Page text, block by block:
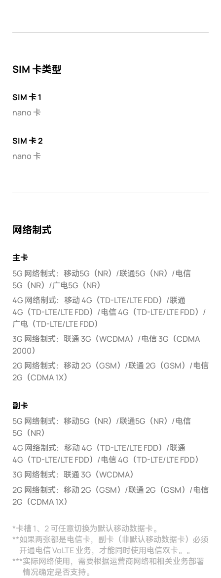
SIM 卡类型
SIM 卡 1
nano 卡
SIM 卡 2
nano 卡
网络制式
主卡
5G 网络制式：移动5G（NR）/联通5G（NR）/电信
5G（NR）/广电5G（NR）
4G 网络制式：移动 4G（TD-LTE/LTE FDD）/联通
4G（TD-LTE/LTE FDD）/电信 4G（TD-LTE/LTE FDD）/
广电（TD-LTE/LTE FDD）
3G 网络制式：联通 3G（WCDMA）/电信 3G（CDMA
2000）
2G 网络制式：移动 2G（GSM）/联通 2G（GSM）/电信
2G（CDMA 1X）
副卡
5G 网络制式：移动5G（NR）/联通5G（NR）/电信
5G（NR）
4G 网络制式：移动 4G（TD-LTE/LTE FDD）/联通
4G（TD-LTE/LTE FDD）/电信 4G（TD-LTE/LTE FDD）
3G 网络制式：联通 3G（WCDMA）
2G 网络制式：移动 2G（GSM）/联通 2G（GSM）/电信
2G（CDMA 1X）
*卡槽 1、2 可任意切换为默认移动数据卡。
**如果两张都是电信卡，副卡（非默认移动数据卡）必须
开通电信 VoLTE 业务，才能同时使用电信双卡。。
***实际网络使用，需要根据运营商网络和相关业务部署
情况确定是否支持。